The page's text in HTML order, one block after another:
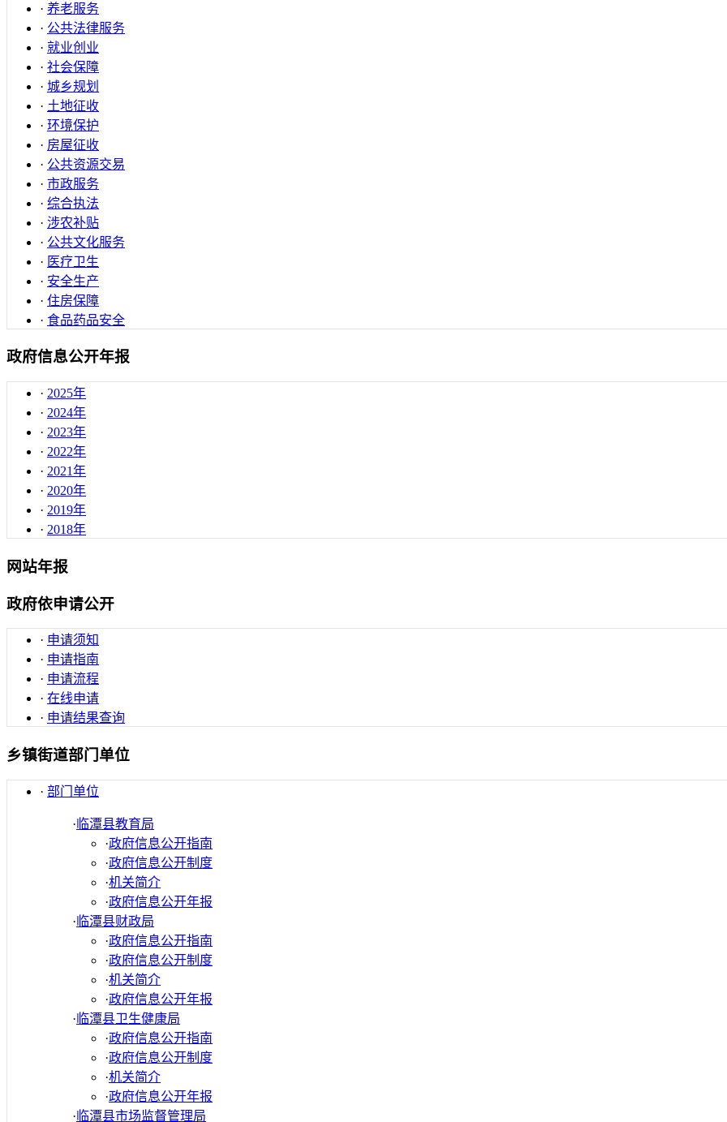
· 养老服务
· 公共法律服务
· 就业创业
· 社会保障
· 城乡规划
· 土地征收
· 环境保护
· 房屋征收
· 公共资源交易
· 市政服务
· 综合执法
· 涉农补贴
· 公共文化服务
· 医疗卫生
· 安全生产
· 住房保障
· 食品药品安全
政府信息公开年报
· 2025年
· 2024年
· 2023年
· 2022年
· 2021年
· 2020年
· 2019年
· 2018年
网站年报
政府依申请公开
· 申请须知
· 申请指南
· 申请流程
· 在线申请
· 申请结果查询
乡镇街道部门单位
· 部门单位
· 临潭县教育局
·政府信息公开指南
·政府信息公开制度
·机关简介
·政府信息公开年报
· 临潭县财政局
·政府信息公开指南
·政府信息公开制度
·机关简介
·政府信息公开年报
· 临潭县卫生健康局
·政府信息公开指南
·政府信息公开制度
·机关简介
·政府信息公开年报
· 临潭县市场监督管理局